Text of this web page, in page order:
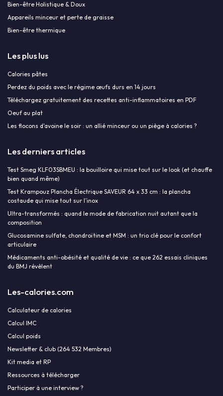
Bien-être Holistique & Doux
Appareils minceur et perte de graisse
Bien-être thermique
Les plus lus
Calories pâtes
Perdez du poids avec le régime œufs durs en 14 jours
Téléchargez gratuitement des recettes anti-inflammatoires en PDF
Oeuf au plat
Les flocons d'avoine le soir : un allié minceur ou un piège à calories ?
Les derniers articles
Test Smeg KLF03SBMEU : la bouilloire qui mise tout sur le look (et chauffe
bien quand même)
Test Krampouz Plancha Électrique SAVEUR 64 x 33 cm : la plancha
costaude qui mise tout sur l’inox
Ultra-transformés : quand le mode de fabrication nuit autant que la
composition
Glucosamine sulfate, chondroïtine et MSM : un trio clé pour le confort
articulaire
Médicaments anti-obésité et qualité de vie : ce que 262 essais cliniques
du BMJ révèlent
Les-calories.com
Calculateur de calories
Calcul IMC
Calcul poids
Newsletter & club (264 532 Membres)
Kit media et RP
Ressources à télécharger
Participer à une interview ?